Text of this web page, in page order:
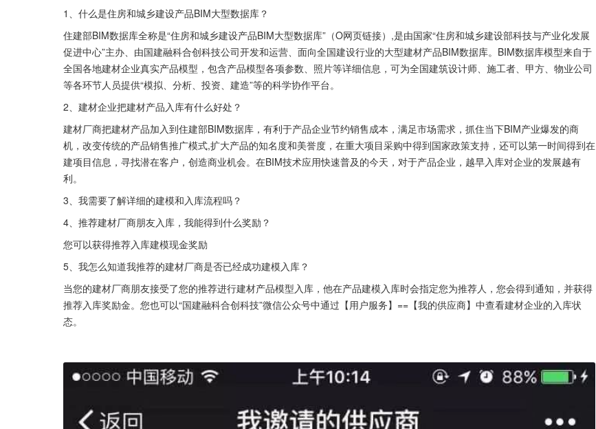
1、什么是住房和城乡建设产品BIM大型数据库？
住建部BIM数据库全称是“住房和城乡建设产品BIM大型数据库”（O网页链接）,是由国家“住房和城乡建设部科技与产业化发展
促进中心”主办、由国建融科合创科技公司开发和运营、面向全国建设行业的大型建材产品BIM数据库。BIM数据库模型来自于
全国各地建材企业真实产品模型，包含产品模型各项参数、照片等详细信息，可为全国建筑设计师、施工者、甲方、物业公司
等各环节人员提供“模拟、分析、投资、建造”等的科学协作平台。
2、建材企业把建材产品入库有什么好处？
建材厂商把建材产品加入到住建部BIM数据库，有利于产品企业节约销售成本，满足市场需求，抓住当下BIM产业爆发的商
机，改变传统的产品销售推广模式,扩大产品的知名度和美誉度，在重大项目采购中得到国家政策支持，还可以第一时间得到在
建项目信息，寻找潜在客户，创造商业机会。在BIM技术应用快速普及的今天，对于产品企业，越早入库对企业的发展越有
利。
3、我需要了解详细的建模和入库流程吗？
4、推荐建材厂商朋友入库，我能得到什么奖励？
您可以获得推荐入库建模现金奖励
5、我怎么知道我推荐的建材厂商是否已经成功建模入库？
当您的建材厂商朋友接受了您的推荐进行建材产品模型入库，他在产品建模入库时会指定您为推荐人，您会得到通知，并获得
推荐入库奖励金。您也可以“国建融科合创科技”微信公众号中通过【用户服务】==【我的供应商】中查看建材企业的入库状
态。